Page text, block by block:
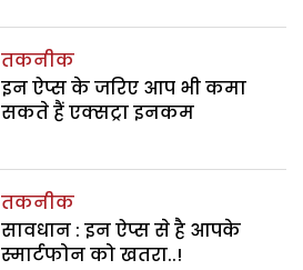
तकनीक
इन ऐप्स के जरिए आप भी कमा
सकते हैं एक्सट्रा इनकम
तकनीक
सावधान : इन ऐप्स से है आपके
स्मार्टफोन को खतरा..!